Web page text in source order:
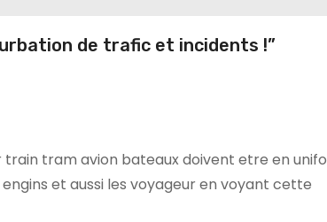
de trafic et incidents !”
tram avion bateaux doivent etre en
et aussi les voyageur en voyant cette